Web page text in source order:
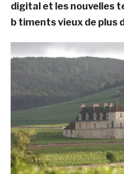
digital et les nouvelles
b timents vieux de plus